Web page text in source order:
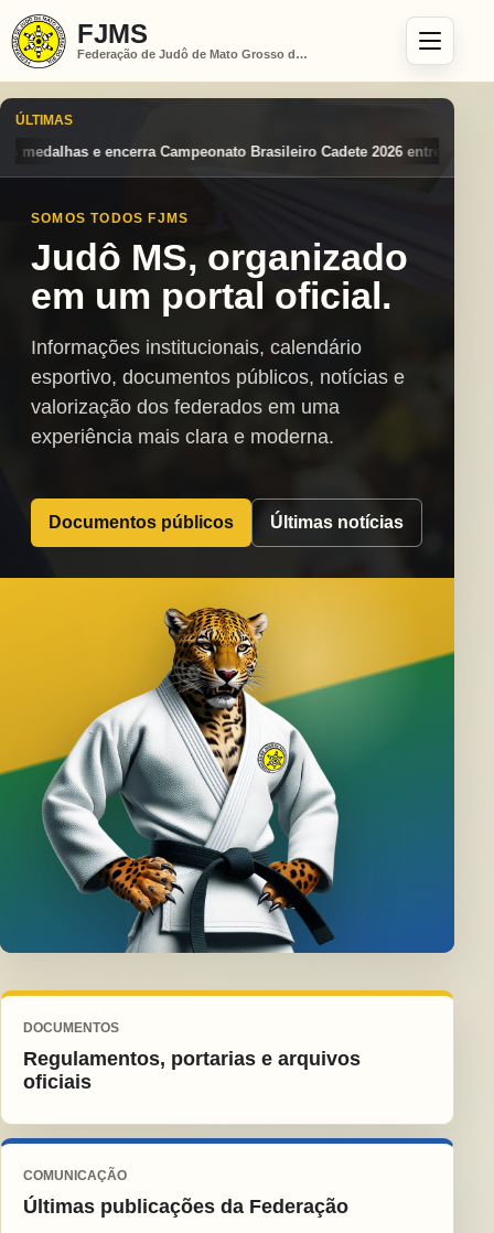
FJMS
Federação de Judô de Mato Grosso do Sul
ÚLTIMAS
Brasileiro Cadete 2026 entre os destaques nacionais Mato
SOMOS TODOS FJMS
Judô MS, organizado
em um portal oficial.
Informações institucionais, calendário
esportivo, documentos públicos, notícias e
valorização dos federados em uma
experiência mais clara e moderna.
Documentos públicos Últimas notícias
DOCUMENTOS
Regulamentos, portarias e arquivos
oficiais
COMUNICAÇÃO
Últimas publicações da Federação